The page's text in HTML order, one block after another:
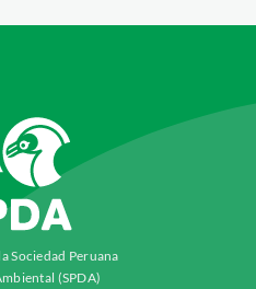
Sociedad Peruana
(SPDA)